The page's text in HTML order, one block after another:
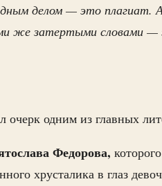
делом — это плагиат.
же затертыми словами —
очерк одним из главных
Федорова,
хрусталика в глаз